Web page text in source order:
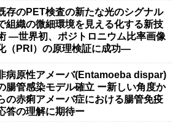
存のPET検査の新たな光のシグナル
組織の微細環境を見える化する新技
―世界初、ポジトロニウム比率画像
（PRI）の原理検証に成功―
病原性アメーバ(Entamoeba dispar)
腸管感染モデル確立 ー新しい角度か
の赤痢アメーバ症における腸管免疫
答の理解に期待ー